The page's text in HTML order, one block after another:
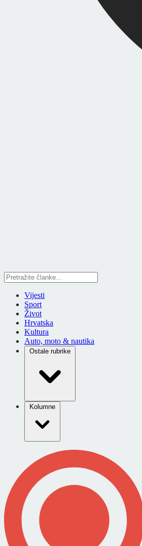
Vijesti
Sport
Život
Hrvatska
Kultura
Auto, moto & nautika
Ostale rubrike
Kolumne